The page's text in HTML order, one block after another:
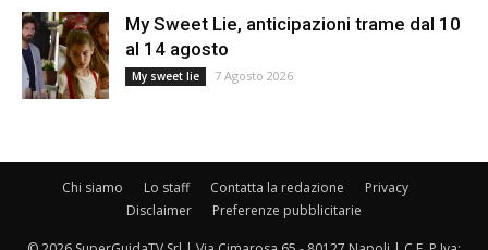
My Sweet Lie, anticipazioni trame dal 10
al 14 agosto
My sweet lie 7 Agosto 2026
Chi siamo Lo staff Contatta la redazione
Privacy
Disclaimer
Preferenze pubblicitarie